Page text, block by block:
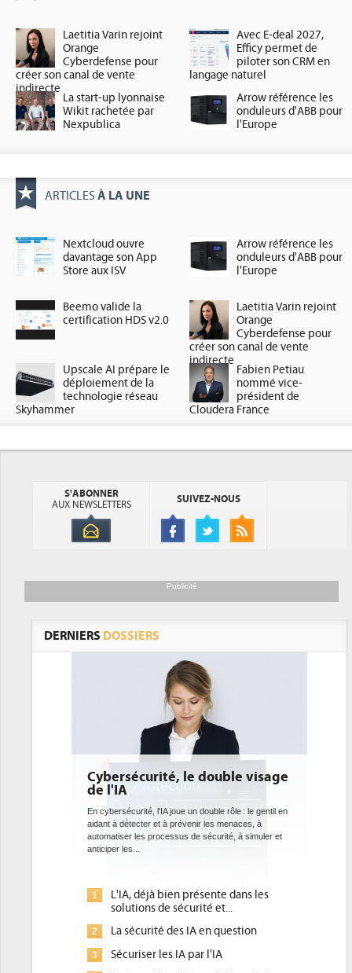
Laetitia Varin rejoint
Orange
Cyberdefense pour
créer son canal de vente
indirecte
Avec E-deal 2027,
Efficy permet de
piloter son CRM en
langage naturel
La start-up lyonnaise
Wikit rachetée par
Nexpublica
Arrow référence les
onduleurs d'ABB pour
l'Europe
ARTICLES À LA UNE
Nextcloud ouvre
davantage son App
Store aux ISV
Arrow référence les
onduleurs d'ABB pour
l'Europe
Beemo valide la
certification HDS v2.0
Laetitia Varin rejoint
Orange
Cyberdefense pour
créer son canal de vente
indirecte
Upscale AI prépare le
déploiement de la
technologie réseau
Skyhammer
Fabien Petiau
nommé vice-
président de
Cloudera France
S'ABONNER
AUX NEWSLETTERS
SUIVEZ-NOUS
Publicité
DERNIERS DOSSIERS
double visage
un double rôle : le gentil en
de sécurité, à simuler et
DEE: l'efficacité énergétique
bientôt une obligation pour les
datacenters
Des datacenters plus durables et plus efficaces, c'est
ce que recherchent les pouvoirs publics européens
1
Qu'est-ce que la DEE (directive
d'efficacité énergétique) ?
2
DEE, une pression administrative